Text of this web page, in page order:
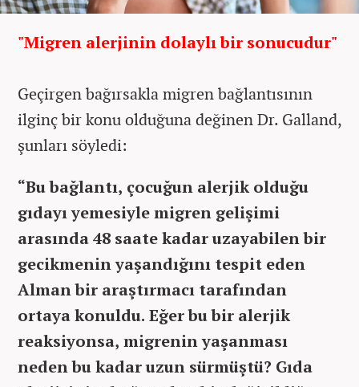
"Migren alerjinin dolaylı bir sonucudur"
Geçirgen bağırsakla migren bağlantısının
ilginç bir konu olduğuna değinen Dr. Galland,
şunları söyledi:
“Bu bağlantı, çocuğun alerjik olduğu
gıdayı yemesiyle migren gelişimi
arasında 48 saate kadar uzayabilen bir
gecikmenin yaşandığını tespit eden
Alman bir araştırmacı tarafından
ortaya konuldu. Eğer bu bir alerjik
reaksiyonsa, migrenin yaşanması
neden bu kadar uzun sürmüştü? Gıda